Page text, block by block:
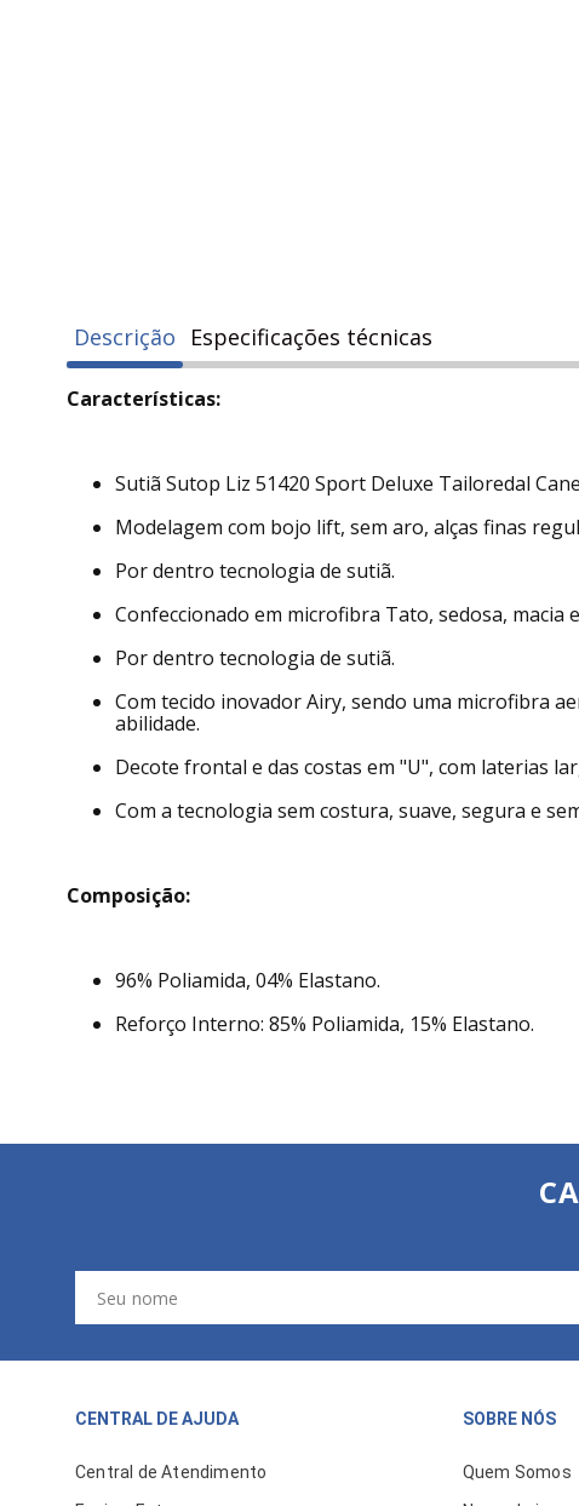
Descrição Especificações técnicas
Características:
Sutiã Sutop Liz 51420 Sport Deluxe Tailoredal
Modelagem com bojo lift, sem aro, alças finas
Por dentro tecnologia de sutiã.
Confeccionado em microfibra Tato, sedosa, macia
Por dentro tecnologia de sutiã.
Com tecido inovador Airy, sendo uma microfibra
abilidade.
Decote frontal e das costas em "U", com laterias
Com a tecnologia sem costura, suave, segura e
Composição:
96% Poliamida, 04% Elastano.
Reforço Interno: 85% Poliamida, 15% Elastano.
CENTRAL DE AJUDA
Central de Atendimento
SOBRE NÓS
Quem Somos